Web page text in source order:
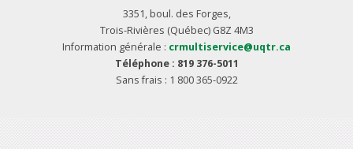
3351, boul. des Forges,
Trois-Rivières (Québec) G8Z 4M3
Information générale : crmultiservice@uqtr.ca
Téléphone : 819 376-5011
Sans frais : 1 800 365-0922